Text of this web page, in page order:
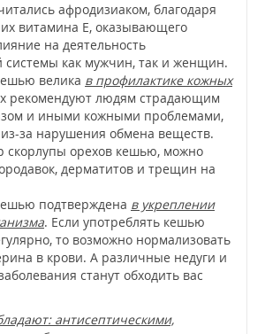
афродизиаком, благодаря
витамина Е, оказывающего
на деятельность
системы как мужчин, так и женщин.
велика в профилактике кожных
рекомендуют людям страдающим
и иными кожными проблемами,
за нарушения обмена веществ.
скорлупы орехов кешью, можно
дерматитов и трещин на
подтверждена в укреплении
. Если употреблять кешью
то возможно нормализовать
в крови. А различные недуги и
станут обходить вас
антисептическими,